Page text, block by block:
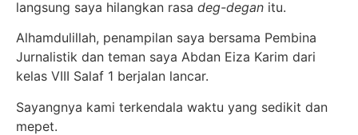
langsung saya hilangkan rasa deg-degan itu.
Alhamdulillah, penampilan saya bersama Pembina
Jurnalistik dan teman saya Abdan Eiza Karim dari
kelas VIII Salaf 1 berjalan lancar.
Sayangnya kami terkendala waktu yang sedikit dan
mepet.